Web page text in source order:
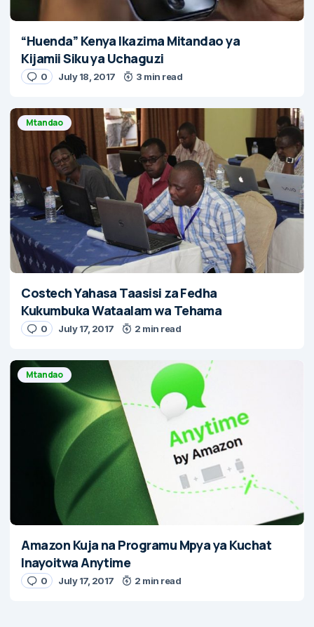
“Huenda” Kenya Ikazima Mitandao ya
Kijamii Siku ya Uchaguzi
0 July 18, 2017 3 min read
Mtandao
Costech Yahasa Taasisi za Fedha
Kukumbuka Wataalam wa Tehama
0 July 17, 2017 2 min read
Mtandao
Amazon Kuja na Programu Mpya ya Kuchat
Inayoitwa Anytime
0 July 17, 2017 2 min read